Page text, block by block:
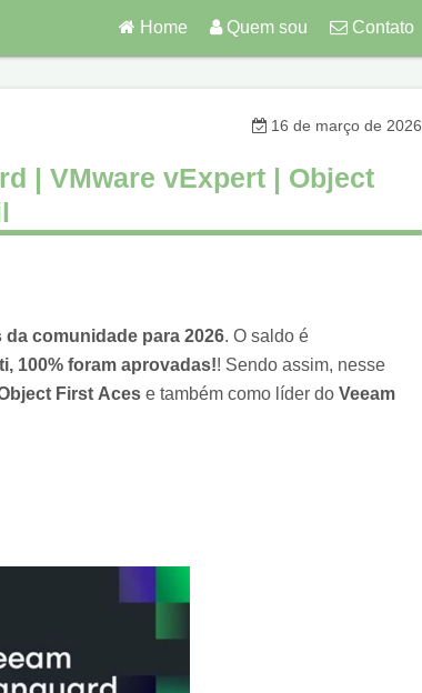
Home Quem sou Contato
16 de março de 2026
| VMware vExpert | Object
da comunidade para 2026. O saldo é
100% foram aprovadas!! Sendo assim, nesse
First Aces e também como líder do Veeam